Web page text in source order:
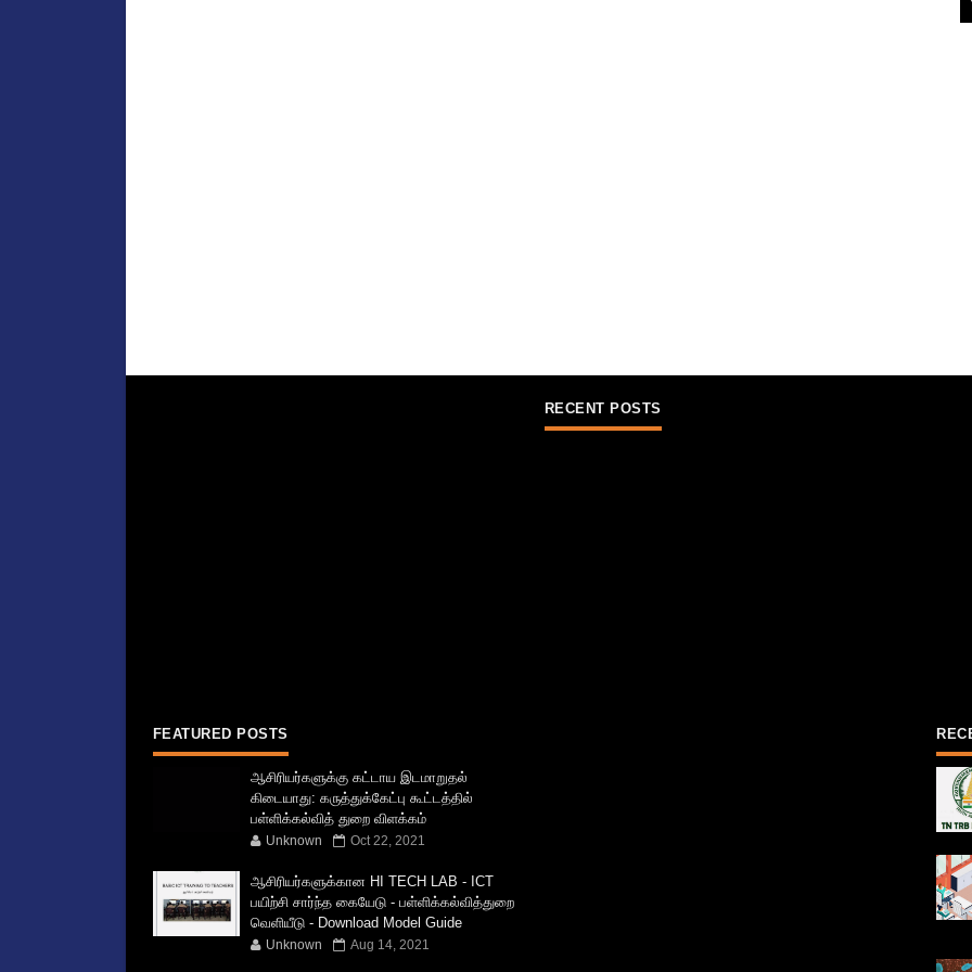
FEATURED POSTS
ஆசிரியர்களுக்கு கட்டாய இடமாறுதல்
கிடையாது: கருத்துக்கேட்பு கூட்டத்தில்
பள்ளிக்கல்வித் துறை விளக்கம்
Unknown Oct 22, 2021
ஆசிரியர்களுக்கான HI TECH LAB - ICT
பயிற்சி சார்ந்த கையேடு - பள்ளிக்கல்வித்துறை
வெளியீடு - Download Model Guide
Unknown Aug 14, 2021
RECENT POSTS